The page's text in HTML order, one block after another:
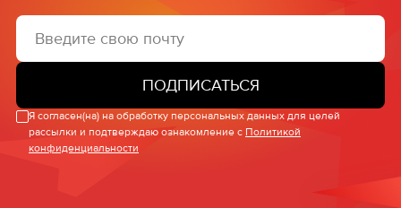
ПОДПИСАТЬСЯ
Я согласен(на) на обработку персональных данных для целей
рассылки и подтверждаю ознакомление с Политикой
конфиденциальности